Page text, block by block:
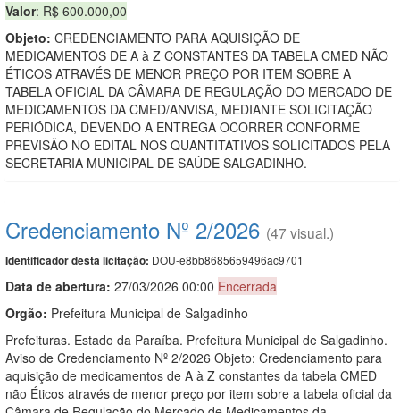
Valor: R$ 600.000,00
Objeto: CREDENCIAMENTO PARA AQUISIÇÃO DE
MEDICAMENTOS DE A à Z CONSTANTES DA TABELA CMED NÃO
ÉTICOS ATRAVÉS DE MENOR PREÇO POR ITEM SOBRE A
TABELA OFICIAL DA CÂMARA DE REGULAÇÃO DO MERCADO DE
MEDICAMENTOS DA CMED/ANVISA, MEDIANTE SOLICITAÇÃO
PERIÓDICA, DEVENDO A ENTREGA OCORRER CONFORME
PREVISÃO NO EDITAL NOS QUANTITATIVOS SOLICITADOS PELA
SECRETARIA MUNICIPAL DE SAÚDE SALGADINHO.
Credenciamento Nº 2/2026 (47 visual.)
Identificador desta licitação: DOU-e8bb8685659496ac9701
Data de abertura: 27/03/2026 00:00 Encerrada
Orgão: Prefeitura Municipal de Salgadinho
Prefeituras. Estado da Paraíba. Prefeitura Municipal de Salgadinho.
Aviso de Credenciamento Nº 2/2026 Objeto: Credenciamento para
aquisição de medicamentos de A à Z constantes da tabela CMED
não Éticos através de menor preço por item sobre a tabela oficial da